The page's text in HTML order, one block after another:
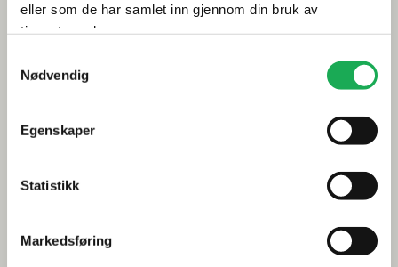
eller som de har samlet inn gjennom din bruk av
tjenestene deres.
Nødvendig
Egenskaper
Statistikk
Markedsføring
Klikkvinyl - Gulvet som tåler alt
Tips og råd
Dette må du tenke på når du innreder badet
Visste du at du kan legge flis på flis
Smarte tips for riktig valg av dusj